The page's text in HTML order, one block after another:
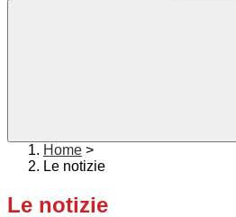
Home >
Le notizie
Le notizie